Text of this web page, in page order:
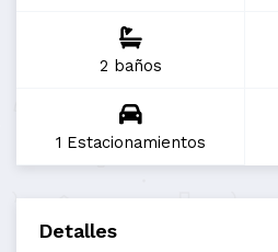
2 baños
1 Estacionamientos
Detalles